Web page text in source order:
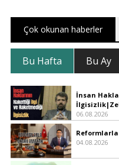
Çok okunan haberler
Bu Hafta Bu Ay
İnsan
06.08.2026
Reformlarla
04.08.2026